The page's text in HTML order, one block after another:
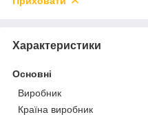
Характеристики
Основні
Виробник
Країна виробник